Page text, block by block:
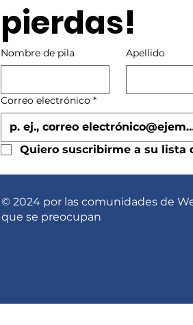
pierdas!
Nombre de pila Apellido
Correo electrónico *
Quiero suscribirme a su lista
© 2024 por las comunidades de
que se preocupan